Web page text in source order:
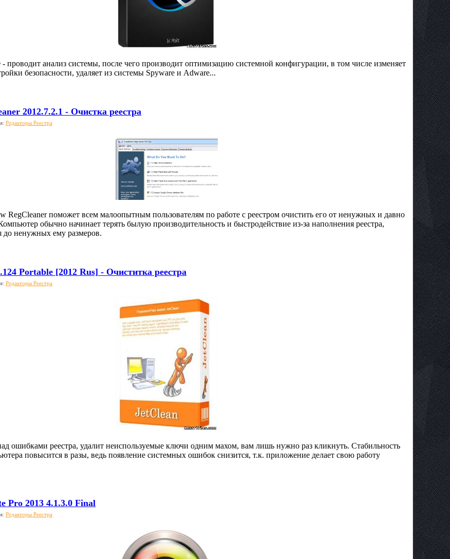
- проводит анализ системы, после чего производит оптимизацию системной конфигурации, в том числе изменяет
безопасности, удаляет из системы Spyware и Adware...
2012.7.2.1 - Очистка реестра
Редакторы Реестра
RegCleaner поможет всем малоопытным пользователям по работе с реестром очистить его от ненужных и давно
обычно начинает терять былую производительность и быстродействие из-за наполнения реестра,
до ненужных ему размеров.
Portable [2012 Rus] - Очиститка реестра
Редакторы Реестра
ошибками реестра, удалит неиспользуемые ключи одним махом, вам лишь нужно раз кликнуть. Стабильность
повысится в разы, ведь появление системных ошибок снизится, т.к. приложение делает свою работу
Pro 2013 4.1.3.0 Final
Редакторы Реестра